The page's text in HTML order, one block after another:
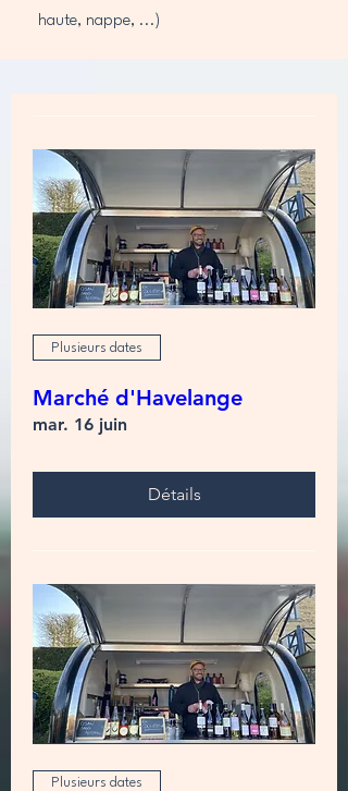
haute, nappe, ...)
Plusieurs dates
Marché d'Havelange
mar. 16 juin
Détails
Plusieurs dates